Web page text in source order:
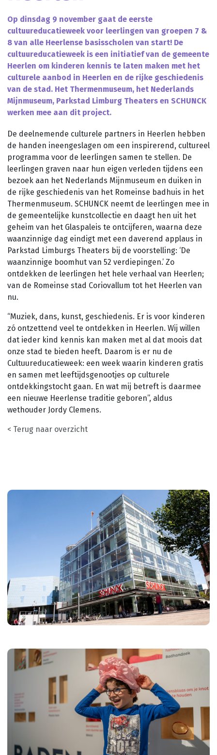
Reizen in de Tijd
Bijeenkomsten
Bibliotheken
Aanvragen klankbordgroep
Actueel
Agenda
Scholenportaal
Inspiratiewijzer
Op dinsdag 9 november gaat de eerste
cultuureducatieweek voor leerlingen van groepen 7 &
8 van alle Heerlense basisscholen van start! De
cultuureducatieweek is een initiatief van de gemeente
Heerlen om kinderen kennis te laten maken met het
culturele aanbod in Heerlen en de rijke geschiedenis
van de stad. Het Thermenmuseum, het Nederlands
Mijnmuseum, Parkstad Limburg Theaters en SCHUNCK
werken mee aan dit project.
De deelnemende culturele partners in Heerlen hebben
de handen ineengeslagen om een inspirerend, cultureel
programma voor de leerlingen samen te stellen. De
leerlingen graven naar hun eigen verleden tijdens een
bezoek aan het Nederlands Mijnmuseum en duiken in
de rijke geschiedenis van het Romeinse badhuis in het
Thermenmuseum. SCHUNCK neemt de leerlingen mee in
de gemeentelijke kunstcollectie en daagt hen uit het
geheim van het Glaspaleis te ontcijferen, waarna deze
waanzinnige dag eindigt met een daverend applaus in
Parkstad Limburgs Theaters bij de voorstelling: ‘De
waanzinnige boomhut van 52 verdiepingen.’ Zo
ontdekken de leerlingen het hele verhaal van Heerlen;
van de Romeinse stad Coriovallum tot het Heerlen van
nu.
“Muziek, dans, kunst, geschiedenis. Er is voor kinderen
zó ontzettend veel te ontdekken in Heerlen. Wij willen
dat ieder kind kennis kan maken met al dat moois dat
onze stad te bieden heeft. Daarom is er nu de
Cultuureducatieweek: een week waarin kinderen gratis
en samen met leeftijdsgenootjes op culturele
ontdekkingstocht gaan. En wat mij betreft is daarmee
een nieuwe Heerlense traditie geboren”, aldus
wethouder Jordy Clemens.
< Terug naar overzicht